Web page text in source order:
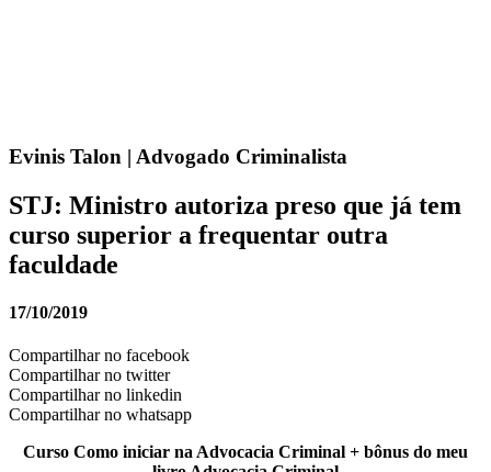
Evinis Talon | Advogado Criminalista
STJ: Ministro autoriza preso que já tem
curso superior a frequentar outra
faculdade
17/10/2019
Compartilhar no facebook
Compartilhar no twitter
Compartilhar no linkedin
Compartilhar no whatsapp
Curso Como iniciar na Advocacia Criminal + bônus do meu